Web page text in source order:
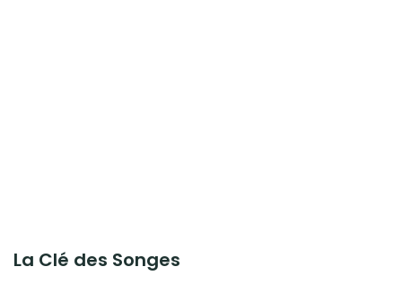
La Clé des Songes